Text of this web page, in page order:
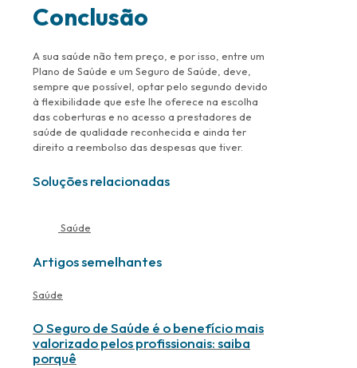
Conclusão
A sua saúde não tem preço, e por isso, entre um
Plano de Saúde e um Seguro de Saúde, deve,
sempre que possível, optar pelo segundo devido
à flexibilidade que este lhe oferece na escolha
das coberturas e no acesso a prestadores de
saúde de qualidade reconhecida e ainda ter
direito a reembolso das despesas que tiver.
Soluções relacionadas
Saúde
Artigos semelhantes
Saúde
O Seguro de Saúde é o benefício mais
valorizado pelos profissionais: saiba
porquê